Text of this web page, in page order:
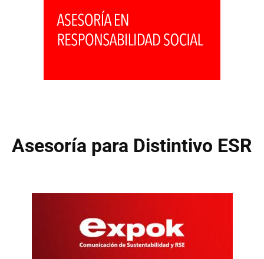
Asesoría para Distintivo ESR